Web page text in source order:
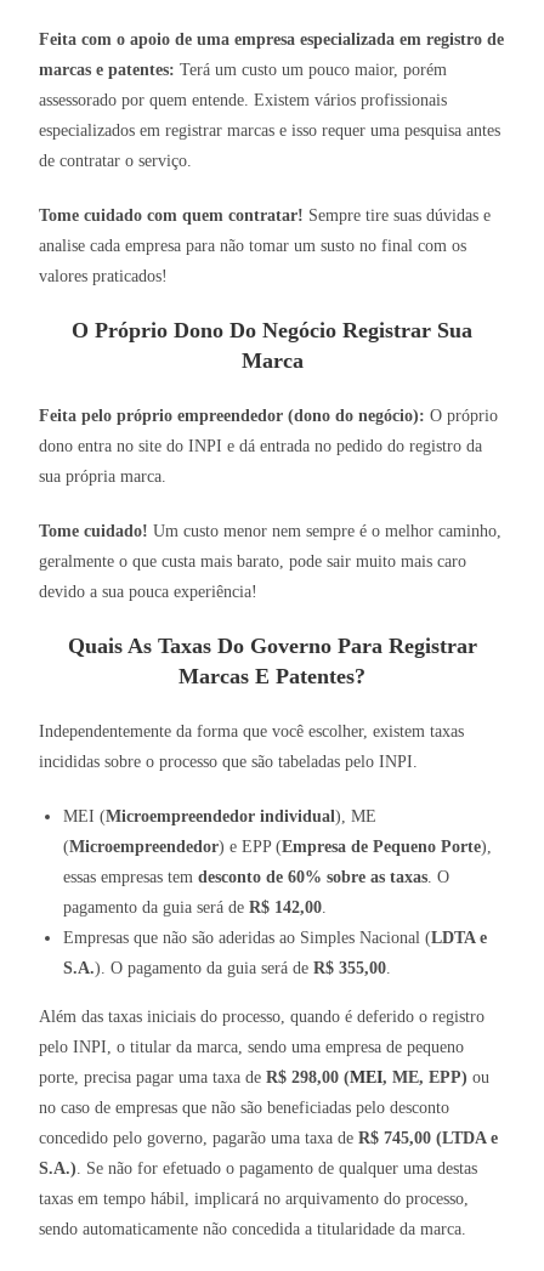
Feita com o apoio de uma empresa especializada em registro de
marcas e patentes: Terá um custo um pouco maior, porém
assessorado por quem entende. Existem vários profissionais
especializados em registrar marcas e isso requer uma pesquisa antes
de contratar o serviço.
Tome cuidado com quem contratar! Sempre tire suas dúvidas e
analise cada empresa para não tomar um susto no final com os
valores praticados!
O Próprio Dono Do Negócio Registrar Sua
Marca
Feita pelo próprio empreendedor (dono do negócio): O próprio
dono entra no site do INPI e dá entrada no pedido do registro da
sua própria marca.
Tome cuidado! Um custo menor nem sempre é o melhor caminho,
geralmente o que custa mais barato, pode sair muito mais caro
devido a sua pouca experiência!
Quais As Taxas Do Governo Para Registrar
Marcas E Patentes?
Independentemente da forma que você escolher, existem taxas
incididas sobre o processo que são tabeladas pelo INPI.
MEI (Microempreendedor individual), ME
(Microempreendedor) e EPP (Empresa de Pequeno Porte),
essas empresas temdesconto de 60% sobre as taxas. O
pagamento da guia será deR$ 142,00.
Empresas que não são aderidas ao Simples Nacional (LDTA e
S.A.). O pagamento da guia será deR$ 355,00.
Além das taxas iniciais do processo, quando é deferido o registro
pelo INPI, o titular da marca, sendo uma empresa de pequeno
porte, precisa pagar uma taxa deR$ 298,00 (MEI, ME, EPP) ou
no caso de empresas que não são beneficiadas pelo desconto
concedido pelo governo, pagarão uma taxa deR$ 745,00 (LTDA e
S.A.). Se não for efetuado o pagamento de qualquer uma destas
taxas em tempo hábil, implicará no arquivamento do processo,
sendo automaticamente não concedida a titularidade da marca.